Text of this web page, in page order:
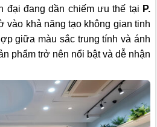
đại đang dần chiếm ưu thế tại P.
vào khả năng tạo không gian tinh
giữa màu sắc trung tính và ánh
phẩm trở nên nổi bật và dễ nhận